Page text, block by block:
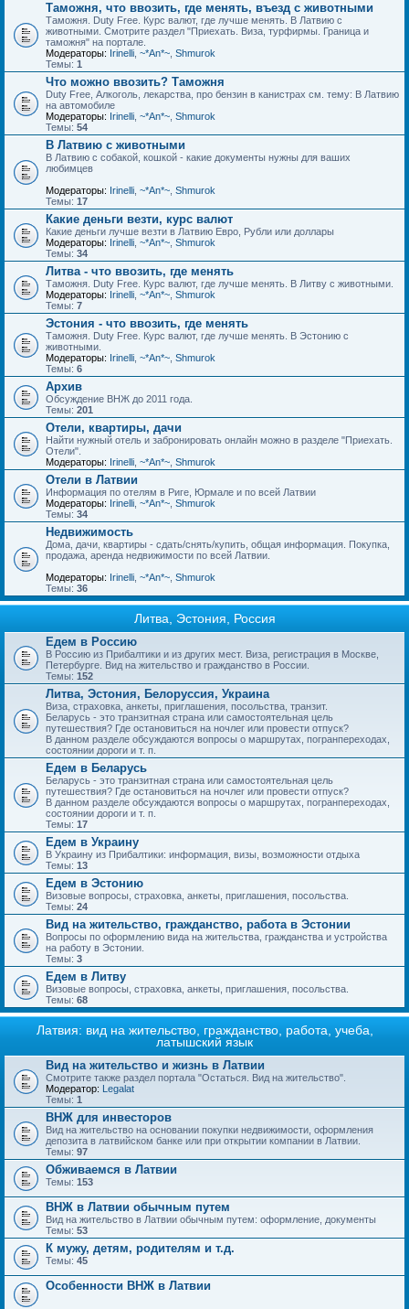
Таможня, что ввозить, где менять, въезд с животными
Таможня. Duty Free. Курс валют, где лучше менять. В Латвию с
животными. Смотрите раздел "Приехать. Виза, турфирмы. Граница и
таможня" на портале.
Модераторы: Irinelli ~*An*~ Shmurok
Темы: 1
Что можно ввозить? Таможня
Duty Free, Алкоголь, лекарства, про бензин в канистрах см. тему: В Латвию
на автомобиле
Модераторы: Irinelli ~*An*~ Shmurok
Темы: 54
В Латвию с животными
В Латвию с собакой, кошкой - какие документы нужны для ваших
любимцев
Модераторы: Irinelli ~*An*~ Shmurok
Темы: 17
Какие деньги везти, курс валют
Какие деньги лучше везти в Латвию Евро, Рубли или доллары
Модераторы: Irinelli ~*An*~ Shmurok
Темы: 34
Литва - что ввозить, где менять
Таможня. Duty Free. Курс валют, где лучше менять. В Литву с животными.
Модераторы: Irinelli ~*An*~ Shmurok
Темы: 7
Эстония - что ввозить, где менять
Таможня. Duty Free. Курс валют, где лучше менять. В Эстонию с
животными.
Модераторы: Irinelli ~*An*~ Shmurok
Темы: 6
Архив
Обсуждение ВНЖ до 2011 года.
Темы: 201
Отели, квартиры, дачи
Найти нужный отель и забронировать онлайн можно в разделе "Приехать.
Отели".
Модераторы: Irinelli ~*An*~ Shmurok
Отели в Латвии
Информация по отелям в Риге, Юрмале и по всей Латвии
Модераторы: Irinelli ~*An*~ Shmurok
Темы: 34
Недвижимость
Дома, дачи, квартиры - сдать/снять/купить, общая информация. Покупка,
продажа, аренда недвижимости по всей Латвии.
Модераторы: Irinelli ~*An*~ Shmurok
Темы: 36
Литва, Эстония, Россия
Едем в Россию
В Россию из Прибалтики и из других мест. Виза, регистрация в Москве,
Петербурге. Вид на жительство и гражданство в России.
Темы: 152
Литва, Эстония, Белоруссия, Украина
Виза, страховка, анкеты, приглашения, посольства, транзит.
Беларусь - это транзитная страна или самостоятельная цель
путешествия? Где остановиться на ночлег или провести отпуск?
В данном разделе обсуждаются вопросы о маршрутах, погранпереходах,
состоянии дороги и т. п.
Едем в Беларусь
Беларусь - это транзитная страна или самостоятельная цель
путешествия? Где остановиться на ночлег или провести отпуск?
В данном разделе обсуждаются вопросы о маршрутах, погранпереходах,
состоянии дороги и т. п.
Темы: 17
Едем в Украину
В Украину из Прибалтики: информация, визы, возможности отдыха
Темы: 13
Едем в Эстонию
Визовые вопросы, страховка, анкеты, приглашения, посольства.
Темы: 24
Вид на жительство, гражданство, работа в Эстонии
Вопросы по оформлению вида на жительства, гражданства и устройства
на работу в Эстонии.
Темы: 3
Едем в Литву
Визовые вопросы, страховка, анкеты, приглашения, посольства.
Темы: 68
Латвия: вид на жительство, гражданство, работа, учеба,
латышский язык
Вид на жительство и жизнь в Латвии
Смотрите также раздел портала "Остаться. Вид на жительство".
Модератор:
Legalat
Темы: 1
ВНЖ для инвесторов
Вид на жительство на основании покупки недвижимости, оформления
депозита в латвийском банке или при открытии компании в Латвии.
Темы: 97
Обживаемся в Латвии
Темы: 153
ВНЖ в Латвии обычным путем
Вид на жительство в Латвии обычным путем: оформление, документы
Темы: 53
К мужу, детям, родителям и т.д.
Темы: 45
Особенности ВНЖ в Латвии